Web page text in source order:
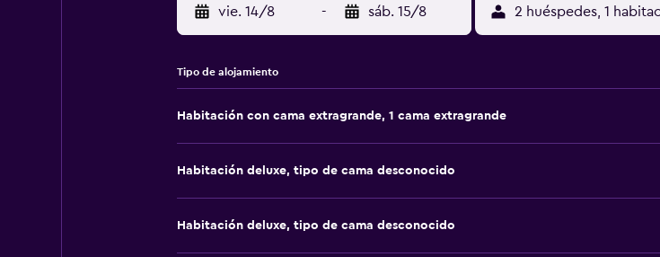
vie. 14/8 - sáb. 15/8 2 huéspedes, 1
Tipo de alojamiento
Habitación con cama extragrande, 1 cama extragrande
Habitación deluxe, tipo de cama desconocido
Habitación deluxe, tipo de cama desconocido